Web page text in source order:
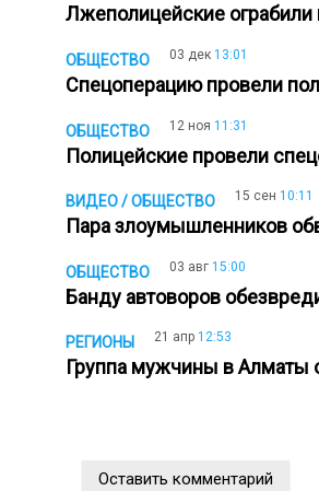
Лжеполицейские
ОБЩЕСТВО 03 дек 13:01
Спецоперацию провели
ОБЩЕСТВО 12 ноя 11:31
Полицейские провели
ВИДЕО / ОБЩЕСТВО 15 сен 10:11
Пара злоумышленников
ОБЩЕСТВО 03 авг 15:00
Банду автоворов
РЕГИОНЫ 21 апр 12:53
Группа мужчины в Алматы
Оставить комментарий